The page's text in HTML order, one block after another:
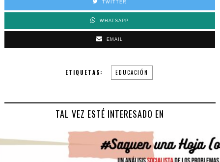
TWITTER
WHATSAPP
EMAIL
ETIQUETAS: EDUCACIÓN
TAL VEZ ESTÉ INTERESADO EN